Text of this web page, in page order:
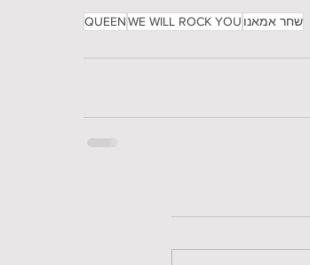
שחר אמאנו WE WILL ROCK YOU
QUEEN